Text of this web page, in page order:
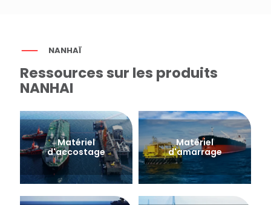
NANHAÏ
Ressources sur les produits
NANHAI
Matériel
d'accostage
Matériel
d'amarrage